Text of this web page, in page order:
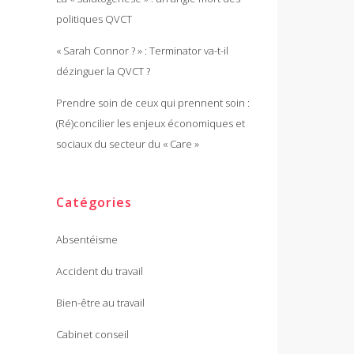
politiques QVCT
« Sarah Connor ? » : Terminator va-t-il
dézinguer la QVCT ?
Prendre soin de ceux qui prennent soin :
(Ré)concilier les enjeux économiques et
sociaux du secteur du « Care »
Catégories
Absentéisme
Accident du travail
Bien-être au travail
Cabinet conseil